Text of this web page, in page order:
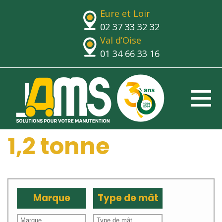
Eure et Loir
02 37 33 32 32
Val d’Oise
01 34 66 33 16
1,2 tonne
Marque Type de mât